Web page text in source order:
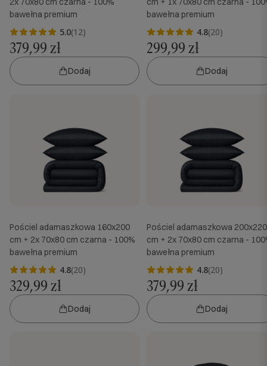
bawełna premium
5.0(12)
379,99 zł
Dodaj
bawełna premium
4.8(20)
299,99 zł
Dodaj
Pościel adamaszkowa 160x200
cm + 2x 70x80 cm czarna - 100%
bawełna premium
4.8(20)
329,99 zł
Dodaj
Pościel adamaszkowa 200x220
cm + 2x 70x80 cm czarna -
bawełna premium
4.8(20)
379,99 zł
Dodaj